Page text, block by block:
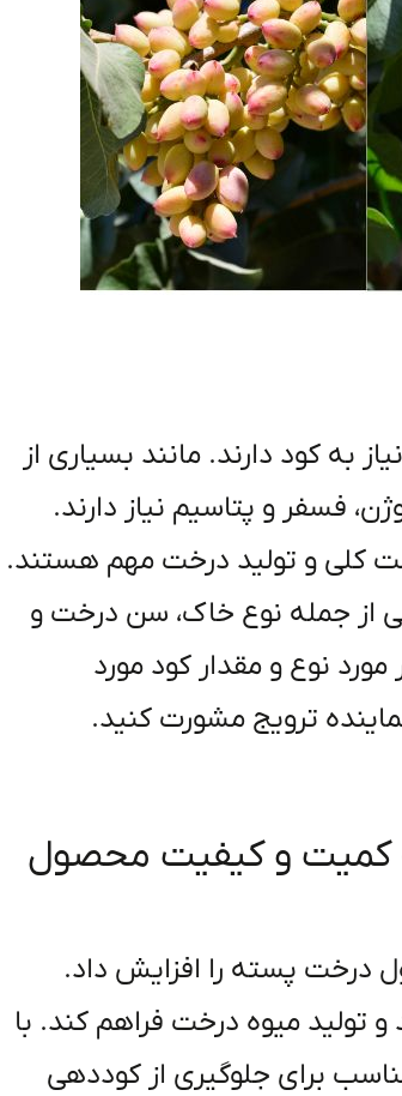
به کود دارند. مانند بسیاری از
فسفر و پتاسیم نیاز دارند.
کلی و تولید درخت مهم هستند.
از جمله نوع خاک، سن درخت و
نوع و مقدار کود مورد
ترویج مشورت کنید.
کمیت و کیفیت محصول
درخت پسته را افزایش داد.
تولید میوه درخت فراهم کند. با
برای جلوگیری از کوددهی